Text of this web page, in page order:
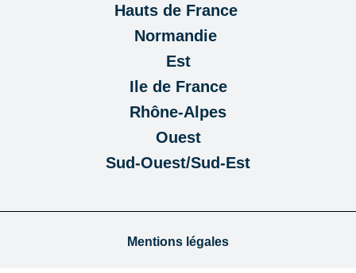
Hauts de France
Normandie
Est
Ile de France
Rhône-Alpes
Ouest
Sud-Ouest/Sud-Est
Mentions légales